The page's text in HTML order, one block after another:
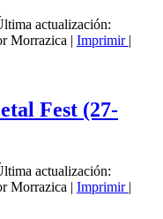
actualización:
Morrazica Imprimir
Fest (27-
actualización:
Morrazica | Imprimir |